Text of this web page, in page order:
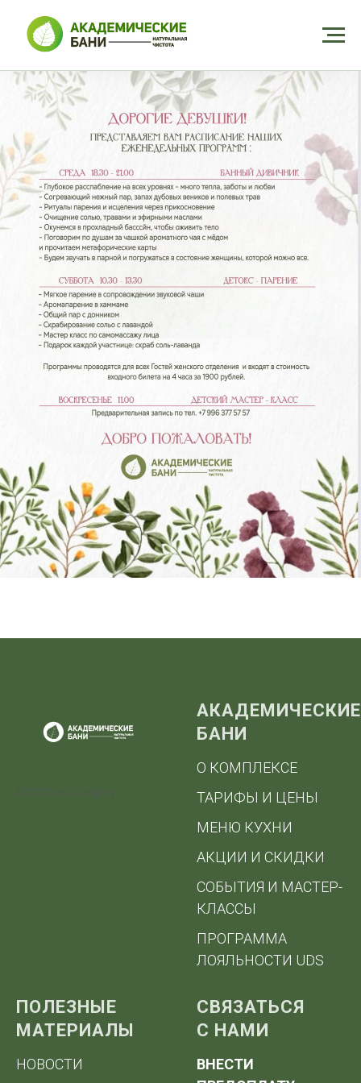
АКАДЕМИЧЕСКИЕ
БАНИ
О КОМПЛЕКСЕ
ТАРИФЫ И ЦЕНЫ
МЕНЮ КУХНИ
АКЦИИ И СКИДКИ
СОБЫТИЯ И МАСТЕР-
КЛАССЫ
ПРОГРАММА
ЛОЯЛЬНОСТИ UDS
ПОЛЕЗНЫЕ
МАТЕРИАЛЫ
НОВОСТИ
СВЯЗАТЬСЯ
С НАМИ
ВНЕСТИ